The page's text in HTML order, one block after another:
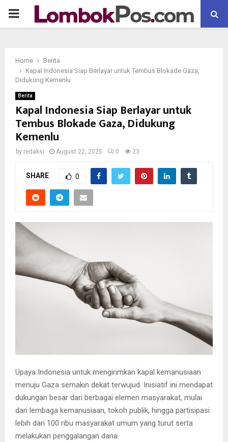
P
M
A
N
Home
Berita
Kapal Indonesia Siap Berlayar untuk Tembus Blokade Gaza,
Didukung Kemenlu
Berita
Kapal Indonesia Siap Berlayar untuk
Tembus Blokade Gaza, Didukung
Kemenlu
by redaksi August 22, 2025 0 23
SHARE 0
Upaya Indonesia untuk mengirimkan kapal kemanusiaan
menuju Gaza semakin dekat terwujud. Inisiatif ini mendapat
dukungan besar dari berbagai elemen masyarakat, mulai
dari lembaga kemanusiaan, tokoh publik, hingga partisipasi
lebih dari 100 ribu masyarakat umum yang turut serta
melakukan penggalangan dana.